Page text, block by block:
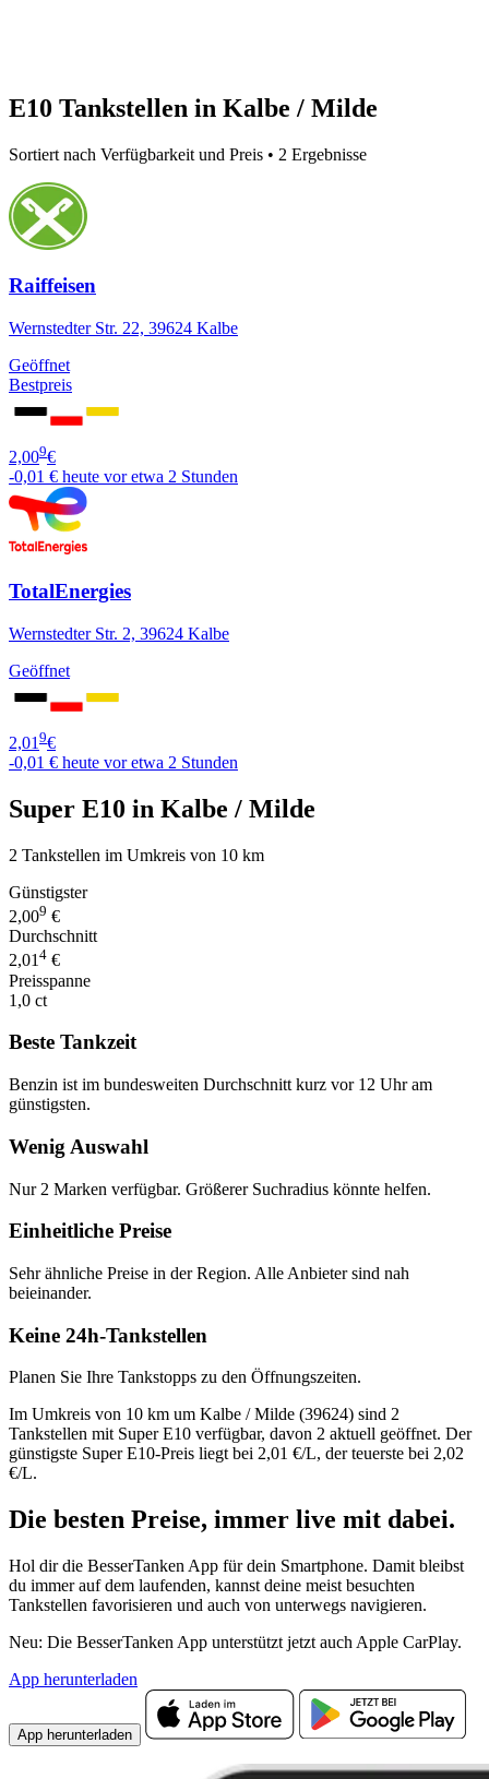
E10 Tankstellen in Kalbe / Milde
Sortiert nach Verfügbarkeit und Preis • 2 Ergebnisse
Raiffeisen
Wernstedter Str. 22, 39624 Kalbe
Geöffnet
Bestpreis
2,009€
-0,01 € heute vor etwa 2 Stunden
TotalEnergies
Wernstedter Str. 2, 39624 Kalbe
Geöffnet
2,01 9€
-0,01 € heute vor etwa 2 Stunden
Super E10 in Kalbe / Milde
2 Tankstellen im Umkreis von 10 km
Günstigster
2,009 €
Durchschnitt
2,014 €
Preisspanne
1,0 ct
Beste Tankzeit
Benzin ist im bundesweiten Durchschnitt kurz vor 12 Uhr am
günstigsten.
Wenig Auswahl
Nur 2 Marken verfügbar. Größerer Suchradius könnte helfen.
Einheitliche Preise
Sehr ähnliche Preise in der Region. Alle Anbieter sind nah
beieinander.
Keine 24h-Tankstellen
Planen Sie Ihre Tankstopps zu den Öffnungszeiten.
Im Umkreis von 10 km um Kalbe / Milde (39624) sind 2
Tankstellen mit Super E10 verfügbar, davon 2 aktuell geöffnet. Der
günstigste Super E10-Preis liegt bei 2,01 €/L, der teuerste bei 2,02
€/L.
Die besten Preise, immer live mit dabei.
Hol dir die BesserTanken App für dein Smartphone. Damit bleibst
du immer auf dem laufenden, kannst deine meist besuchten
Tankstellen favorisieren und auch von unterwegs navigieren.
Neu: Die BesserTanken App unterstützt jetzt auch Apple CarPlay.
App herunterladen
App herunterladen